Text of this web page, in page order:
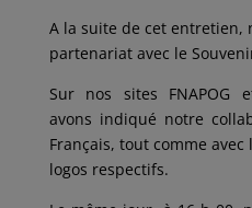
A la suite de cet entretien,
partenariat avec le
Sur nos sites FNAPOG
avons indiqué notre
Français, tout comme avec
logos respectifs.